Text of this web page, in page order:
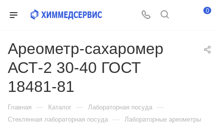
0
Ареометр-сахаромер
АСТ-2 30-40 ГОСТ
18481-81
Главная — Каталог — Лабораторная посуда —
Стеклянная лабораторная посуда — Лабораторные ареометры